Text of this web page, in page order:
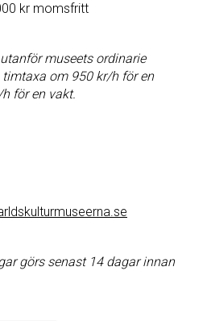
kr momsfritt
museets ordinarie
om 950 kr/h för en
för en vakt.
görs senast 14 dagar innan